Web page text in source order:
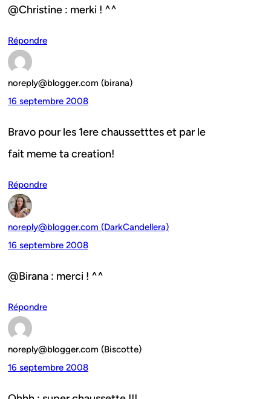
@Christine : merki ! ^^
Répondre
noreply@blogger.com (birana)
16 septembre 2008
Bravo pour les 1ere chaussetttes et par le
fait meme ta creation!
Répondre
noreply@blogger.com (DarkCandellera)
16 septembre 2008
@Birana : merci ! ^^
Répondre
noreply@blogger.com (Biscotte)
16 septembre 2008